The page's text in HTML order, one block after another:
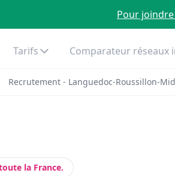
Pour
Tarifs Comparateur réseaux
Recrutement - Languedoc-Roussillon-
la France.